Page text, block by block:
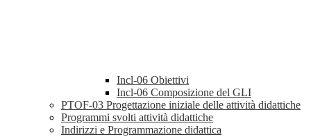
Incl-06 Obiettivi
Incl-06 Composizione del GLI
PTOF-03 Progettazione iniziale delle attività didattiche
Programmi svolti attività didattiche
Indirizzi e Programmazione didattica